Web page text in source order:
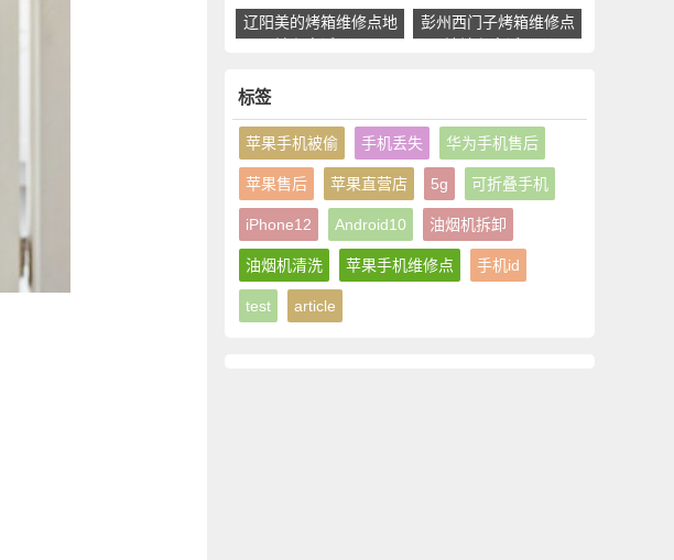
辽阳美的烤箱维修点地
址和电话号码
彭州西门子烤箱维修点
地址和电话号码
标签
苹果手机被偷 手机丢失 华为手机售后
苹果售后 苹果直营店 5g 可折叠手机
iPhone12 Android10 油烟机拆卸
油烟机清洗 苹果手机维修点 手机id
test article